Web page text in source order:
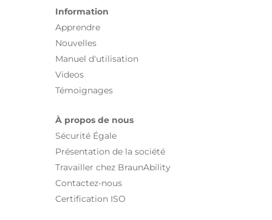
Information
Apprendre
Nouvelles
Manuel d'utilisation
Videos
Témoignages
À propos de nous
Sécurité Égale
Présentation de la société
Travailler chez BraunAbility
Contactez-nous
Certification ISO